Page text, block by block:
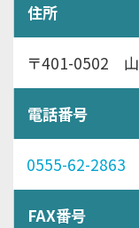
住所
〒401-0502 山
電話番号
0555-62-2863
FAX番号